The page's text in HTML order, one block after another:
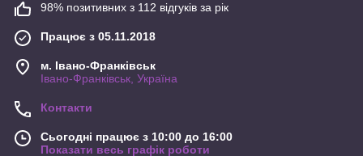
98% позитивних з 112 відгуків за рік
Працює з 05.11.2018
м. Івано-Франківськ
Івано-Франківськ, Україна
Контакти
Сьогодні працює з 10:00 до 16:00
Показати весь графік роботи